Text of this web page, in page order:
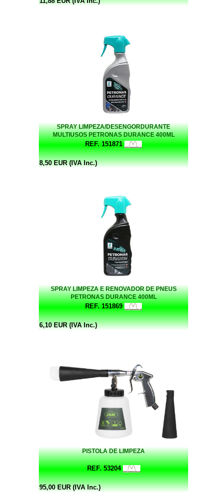
SPRAY LIMPEZA/DESENGORDURANTE
MULTIUSOS PETRONAS DURANCE 400ML
REF. 151871
8,50 EUR (IVA Inc.)
SPRAY LIMPEZA E RENOVADOR DE PNEUS
PETRONAS DURANCE 400ML
REF. 151869
6,10 EUR (IVA Inc.)
PISTOLA DE LIMPEZA
REF. 53204
95,00 EUR (IVA Inc.)